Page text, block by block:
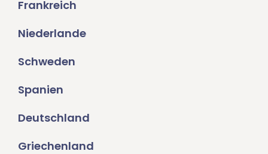
Frankreich
Niederlande
Schweden
Spanien
Deutschland
Griechenland